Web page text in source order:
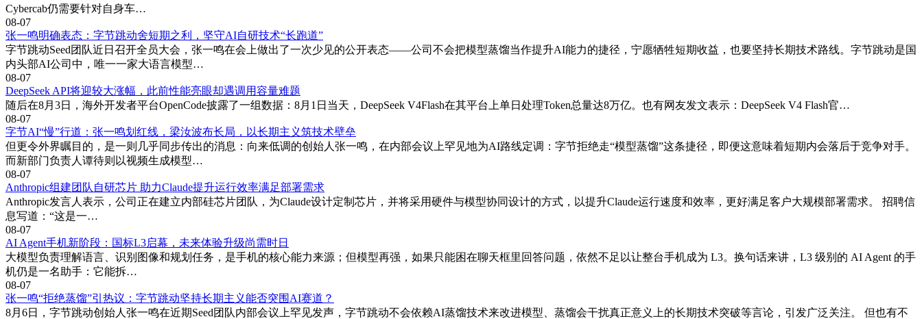
Cybercab仍需要针对自身车…
08-07
张一鸣明确表态：字节跳动舍短期之利，坚守AI自研技术“长跑道”
字节跳动Seed团队近日召开全员大会，张一鸣在会上做出了一次少见的公开表态——公司不会把模型蒸馏当作提升AI能力的捷径，宁愿牺牲短期收益，也要坚持长期技术路线。字节跳动是国
内头部AI公司中，唯一一家大语言模型…
08-07
DeepSeek API将迎较大涨幅，此前性能亮眼却遇调用容量难题
随后在8月3日，海外开发者平台OpenCode披露了一组数据：8月1日当天，DeepSeek V4Flash在其平台上单日处理Token总量达8万亿。也有网友发文表示：DeepSeek V4 Flash官…
08-07
字节AI“慢”行道：张一鸣划红线，梁汝波布长局，以长期主义筑技术壁垒
但更令外界瞩目的，是一则几乎同步传出的消息：向来低调的创始人张一鸣，在内部会议上罕见地为AI路线定调：字节拒绝走“模型蒸馏”这条捷径，即便这意味着短期内会落后于竞争对手。
而新部门负责人谭待则以视频生成模型…
08-07
Anthropic组建团队自研芯片 助力Claude提升运行效率满足部署需求
Anthropic发言人表示，公司正在建立内部硅芯片团队，为Claude设计定制芯片，并将采用硬件与模型协同设计的方式，以提升Claude运行速度和效率，更好满足客户大规模部署需求。 招聘信
息写道：“这是一…
08-07
AI Agent手机新阶段：国标L3启幕，未来体验升级尚需时日
大模型负责理解语言、识别图像和规划任务，是手机的核心能力来源；但模型再强，如果只能困在聊天框里回答问题，依然不足以让整台手机成为 L3。换句话来讲，L3 级别的 AI Agent 的手
机仍是一名助手：它能拆…
08-07
张一鸣“拒绝蒸馏”引热议：字节跳动坚持长期主义能否突围AI赛道？
8月6日，字节跳动创始人张一鸣在近期Seed团队内部会议上罕见发声，字节跳动不会依赖AI蒸馏技术来改进模型、蒸馏会干扰真正意义上的长期技术突破等言论，引发广泛关注。 但也有不